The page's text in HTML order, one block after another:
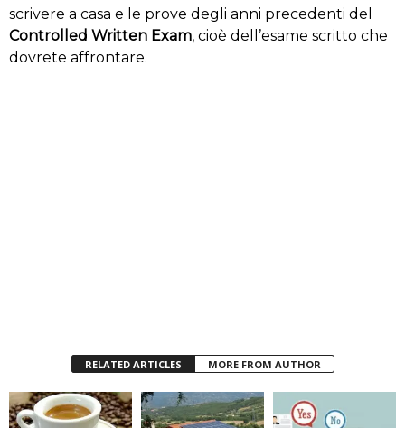
scrivere a casa e le prove degli anni precedenti del
Controlled Written Exam, cioè dell’esame scritto che
dovrete affrontare.
RELATED ARTICLES MORE FROM AUTHOR